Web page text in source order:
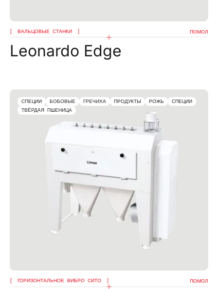
ВАЛЬЦОВЫЕ СТАНКИ ПОМОЛ
Leonardo Edge
СПЕЦИИ БОБОВЫЕ ГРЕЧИХА ПРОДУКТЫ РОЖЬ
СПЕЦИИ
ТВЁРДАЯ ПШЕНИЦА
ГОРИЗОНТАЛЬНОЕ ВИБРО СИТО ПОМОЛ